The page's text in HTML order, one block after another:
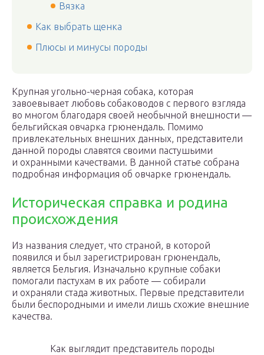
Вязка
Как выбрать щенка
Плюсы и минусы породы
Крупная угольно-черная собака, которая
завоевывает любовь собаководов с первого взгляда
во многом благодаря своей необычной внешности —
бельгийская овчарка грюнендаль. Помимо
привлекательных внешних данных, представители
данной породы славятся своими пастушьими
и охранными качествами. В данной статье собрана
подробная информация об овчарке грюнендаль.
Историческая справка и родина
происхождения
Из названия следует, что страной, в которой
появился и был зарегистрирован грюнендаль,
является Бельгия. Изначально крупные собаки
помогали пастухам в их работе — собирали
и охраняли стада животных. Первые представители
были беспородными и имели лишь схожие внешние
качества.
Как выглядит представитель породы